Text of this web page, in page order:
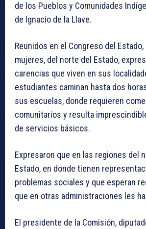
de los Pueblos y Comunidades
de Ignacio de la Llave.
Reunidos en el Congreso del
mujeres, del norte del Estado,
carencias que viven en sus
estudiantes caminan hasta dos
sus escuelas, donde requieren
comunitarios y resulta
de servicios básicos.
Expresaron que en las regiones del
Estado, en donde tienen
problemas sociales y que esperan
que en otras administraciones les
El presidente de la Comisión,